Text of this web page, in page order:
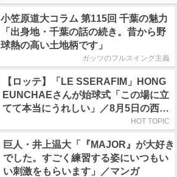
小笠原道大コラム 第115回 千葉の魅力
「出身地・千葉の話の続き。昔から野
球熱の高い土地柄です」
ガッツのフルスイング主義
【ロッテ】「LE SSERAFIM」HONG
EUNCHAEさんが始球式「この場に立
てて本当にうれしい」／8月5日の西武
HOT TOPIC
巨人・井上温大「『MAJOR』が大好き
でした。すごく練習する姿にいつもい
い刺激をもらいます」／マンガ